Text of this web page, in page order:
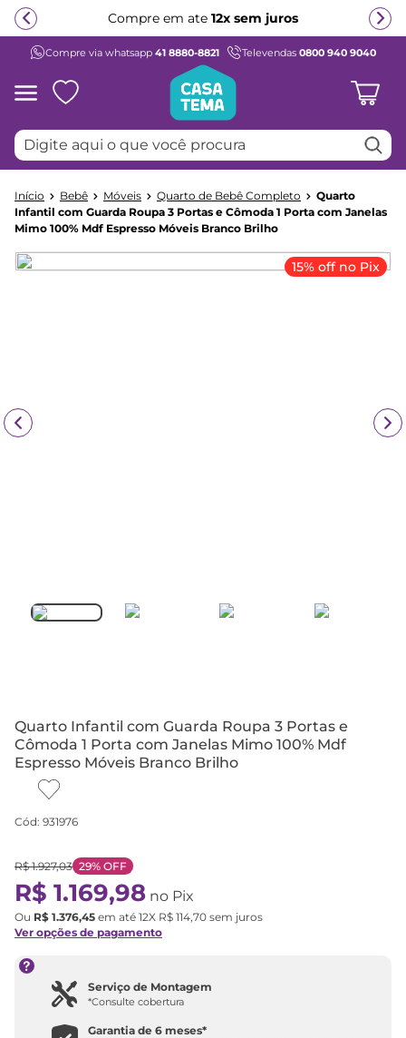
Compre em ate 12x sem juros
Compre via whatsapp 41 8880-8821 Televendas 0800 940 9040
Digite aqui o que você procura
Bebê Móveis Quarto de Bebê Completo
Quarto
Infantil com Guarda Roupa 3 Portas e Cômoda 1 Porta com Janelas
Mimo 100% Mdf Espresso Móveis Branco Brilho
15% off no Pix
Quarto Infantil com Guarda Roupa 3 Portas e
Cômoda 1 Porta com Janelas Mimo 100% Mdf
Espresso Móveis Branco Brilho
Cód: 931976
R$ 1.927,03 29% OFF
R$ 1.169,98 no Pix
Ou R$ 1.376,45 em até 12X R$ 114,70 sem juros
Ver opções de pagamento
Serviço de Montagem
*Consulte cobertura
Garantia de6 meses*
Termos mais buscados
1º
beliche
º
aria
5º
escrivaninha
6º
treliche
7º